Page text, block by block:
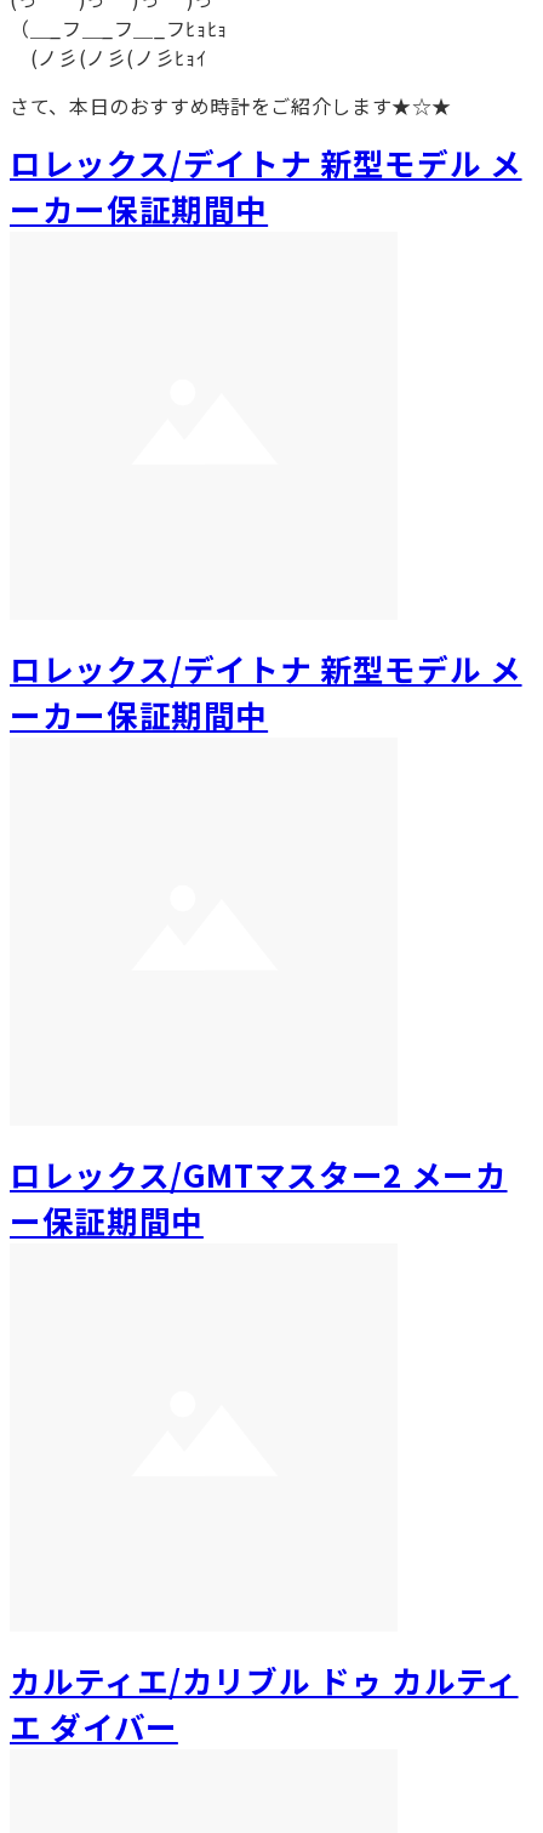
（＿_フ＿_フ＿_フﾋｮﾋｮ
(ノ彡(ノ彡(ノ彡ﾋｮｲ
さて、本日のおすすめ時計をご紹介します★☆★
ロレックス/デイトナ 新型モデル メ
ーカー保証期間中
ロレックス/デイトナ 新型モデル メ
ーカー保証期間中
ロレックス/GMTマスター2 メーカ
ー保証期間中
カルティエ/カリブル ドゥ カルティ
エ ダイバー